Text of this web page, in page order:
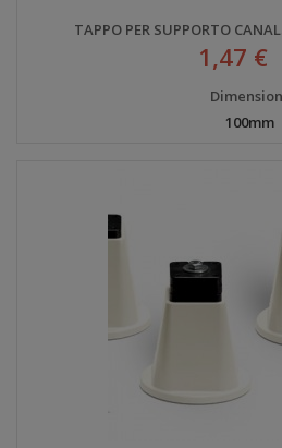
TAPPO PER SUPPORTO
1,47 €
100mm